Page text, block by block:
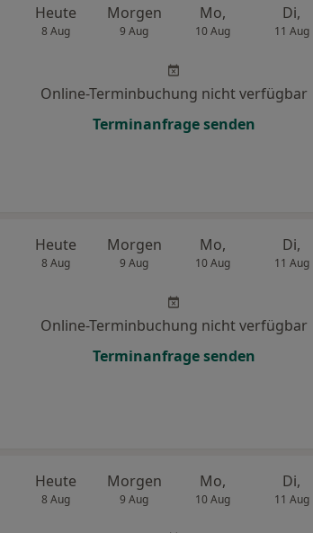
Heute
8 Aug
Morgen
9 Aug
Mo,
10 Aug
Di,
11 Aug
Online-Terminbuchung nicht verfügbar
Terminanfrage senden
Heute
8 Aug
Morgen
9 Aug
Mo,
10 Aug
Di,
11 Aug
Online-Terminbuchung nicht verfügbar
Terminanfrage senden
Heute
8 Aug
Morgen
9 Aug
Mo,
10 Aug
Di,
11 Aug